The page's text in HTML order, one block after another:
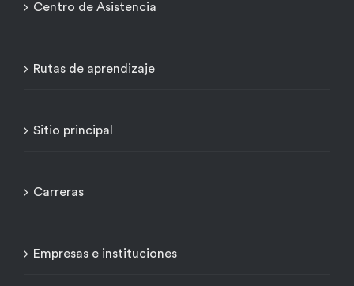
Centro de Asistencia
Rutas de aprendizaje
Sitio principal
Carreras
Empresas e instituciones